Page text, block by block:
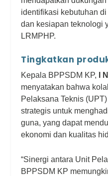
identifikasi kebutuhan
dan kesiapan teknologi
LRMPHP.
Tingkatkan
Kepala BPPSDM KP, I
menyatakan bahwa
Pelaksana Teknis
strategis untuk
guna, yang dapat
ekonomi dan kualitas
“Sinergi antara Unit
BPPSDM KP